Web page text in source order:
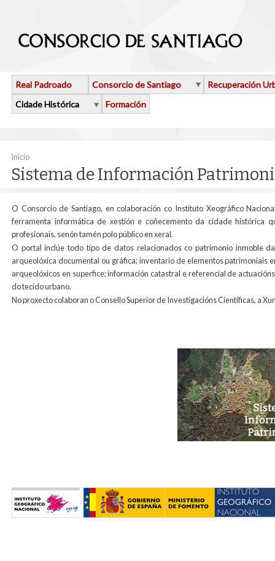
Real Padroado Consorcio de Santiago
Recuperación
Cidade Histórica
Formación
Vostede está aquí
Inicio
Sistema de Información
O Consorcio de Santiago, en colaboración co Instituto Xeográfico
ferramenta informática de xestión e coñecemento da cidade histórica
profesionais, senón tamén polo público en xeral.
O portal inclúe todo tipo de datos relacionados co patrimonio inmoble
arqueolóxica documental ou gráfica; inventario de elementos patrimoniais
arqueolóxicos en superfice; información catastral e referencial de
do tecido urbano.
No proxecto colaboran o Consello Superior de Investigacións Científicas, a
cabecerageneral5_copia.jpg